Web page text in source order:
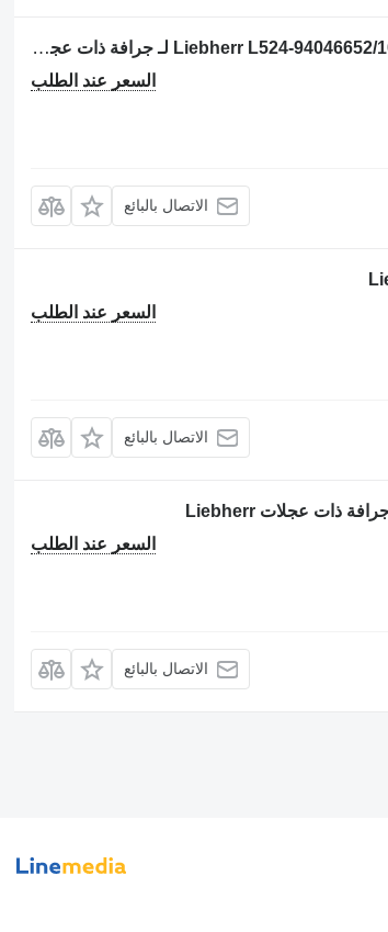
عصا تحكم الهيدروليكية Liebherr L524-94046652/10424521-Joystick/Servo valve لـ جرافة ذات عجلات
السعر عند الطلب
الاتصال بالبائع
السعر عند الطلب
الاتصال بالبائع
السعر عند الطلب
الاتصال بالبائع